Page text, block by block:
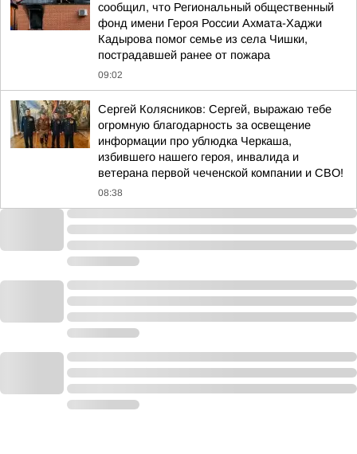
сообщил, что Региональный общественный
фонд имени Героя России Ахмата-Хаджи
Кадырова помог семье из села Чишки,
пострадавшей ранее от пожара
09:02
Сергей Колясников: Сергей, выражаю тебе
огромную благодарность за освещение
информации про ублюдка Черкаша,
избившего нашего героя, инвалида и
ветерана первой чеченской компании и СВО!
08:38